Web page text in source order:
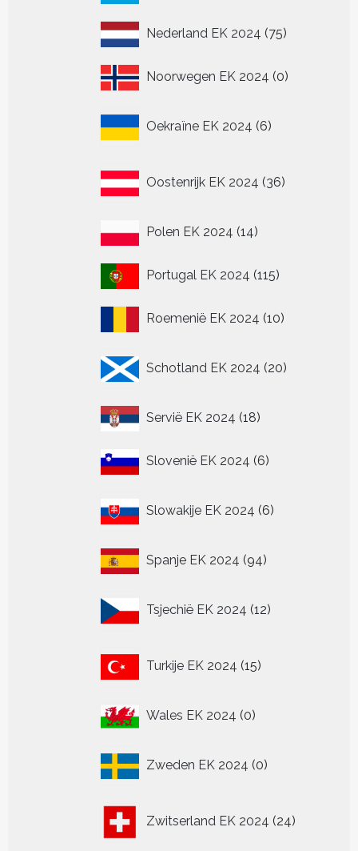
Nederland EK 2024 7575
Noorwegen EK 2024 00
Oekraïne EK 2024 6
producten
Oostenrijk EK 2024 36
producten
Polen EK 2024 1414
Portugal EK 2024 115115
Roemenië EK 2024 1010
Schotland EK 2024 20
producten
Servië EK 2024 1818
Slovenië EK 2024 66
Slowakije EK 2024 6
producten
Spanje EK 2024 9494
Tsjechië EK 2024 12
producten
Turkije EK 2024 15
producten
Wales EK 2024 00
Zweden EK 2024 0
producten
Zwitserland EK 2024 24
producten